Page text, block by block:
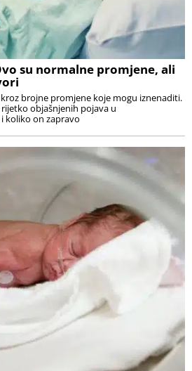
su normalne promjene, ali
brojne promjene koje mogu iznenaditi.
objašnjenih pojava u
koliko on zapravo